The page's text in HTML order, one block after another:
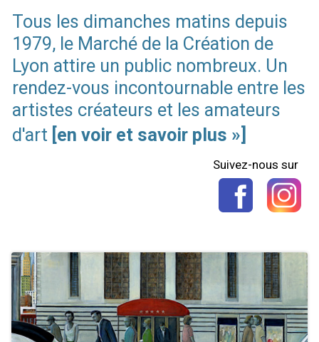
Tous les dimanches matins depuis
1979, le Marché de la Création de
Lyon attire un public nombreux. Un
rendez-vous incontournable entre les
artistes créateurs et les amateurs
d'art [en voir et savoir plus »]
Suivez-nous sur